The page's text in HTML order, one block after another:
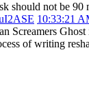
should not be
10:33:21
Screamers Ghost
of writing